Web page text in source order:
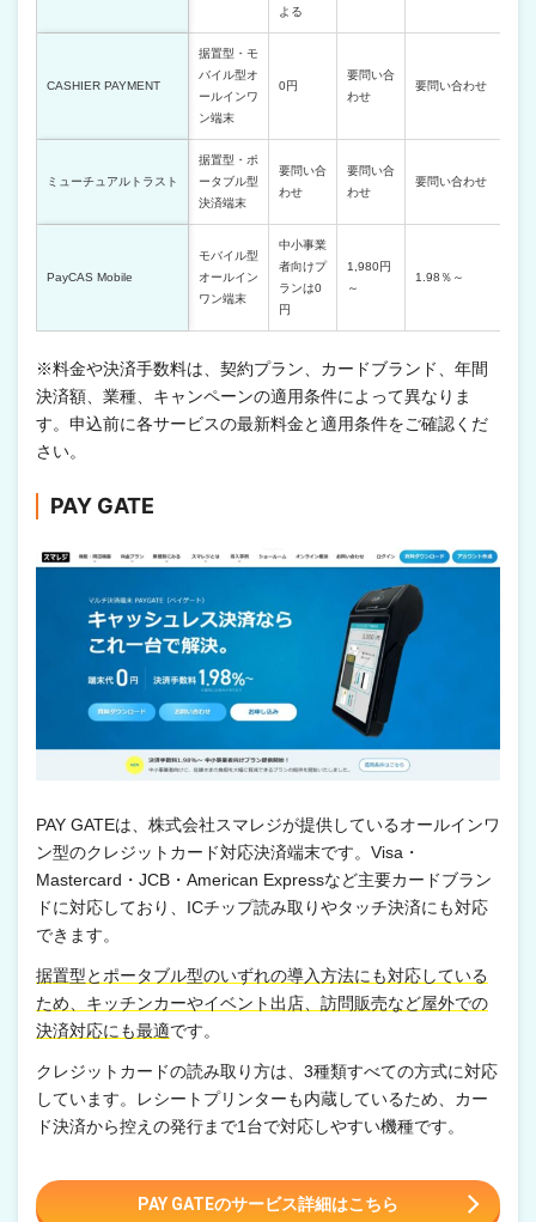
よる
CASHIER PAYMENT
据置型・モ
バイル型オ
ールインワ
ン端末
0円
要問い合
わせ
要問い合わせ
ミューチュアルトラスト
据置型・ポ
ータブル型
決済端末
要問い合
わせ
要問い合
わせ
要問い合わせ
PayCAS Mobile
モバイル型
オールイン
ワン端末
中小事業
者向けプ
ランは0
円
1,980円
～
1.98％～
※料金や決済手数料は、契約プラン、カードブランド、年間
決済額、業種、キャンペーンの適用条件によって異なりま
す。申込前に各サービスの最新料金と適用条件をご確認くだ
さい。
PAY GATE
PAY GATEは、株式会社スマレジが提供しているオールインワ
ン型のクレジットカード対応決済端末です。Visa・
Mastercard・JCB・American Expressなど主要カードブラン
ドに対応しており、ICチップ読み取りやタッチ決済にも対応
できます。
据置型とポータブル型のいずれの導入方法にも対応している
ため、キッチンカーやイベント出店、訪問販売など屋外での
決済対応にも最適です。
クレジットカードの読み取り方は、3種類すべての方式に対応
しています。レシートプリンターも内蔵しているため、カー
ド決済から控えの発行まで1台で対応しやすい機種です。
PAY GATEのサービス詳細はこちら